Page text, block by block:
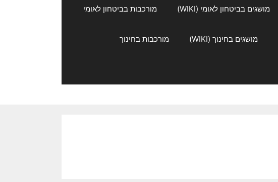
מושגים בביטחון לאומי (WIKI) מורכבות בביטחון לאומי
מושגים בחינוך (WIKI) מורכבות בחינוך